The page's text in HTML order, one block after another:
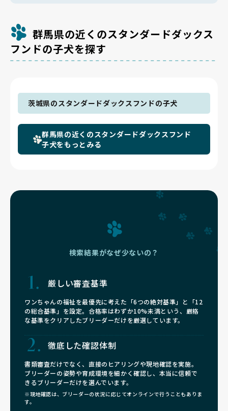
群馬県の近くのスタンダードダックス
フンドの子犬を探す
茨城県のスタンダードダックスフンドの子犬
群馬県の近くのスタンダードダックスフンド
子犬をもっとみる
検索結果がなぜ少ないの？
厳しい審査基準
ワンちゃんの福祉を最優先に考えた「6つの絶対基準」と「12
の総合基準」を設定。合格率はわずか10%未満という、厳格
な基準をクリアしたブリーダーだけを厳選しています。
徹底した確認体制
書類審査だけでなく、直接のヒアリングや現地確認を実施。
ブリーダーの姿勢や育成環境を細かく確認し、本当に信頼で
きるブリーダーだけを選んでいます。
※現地確認は、ブリーダーの状況に応じてオンラインで行うこともありま
す。